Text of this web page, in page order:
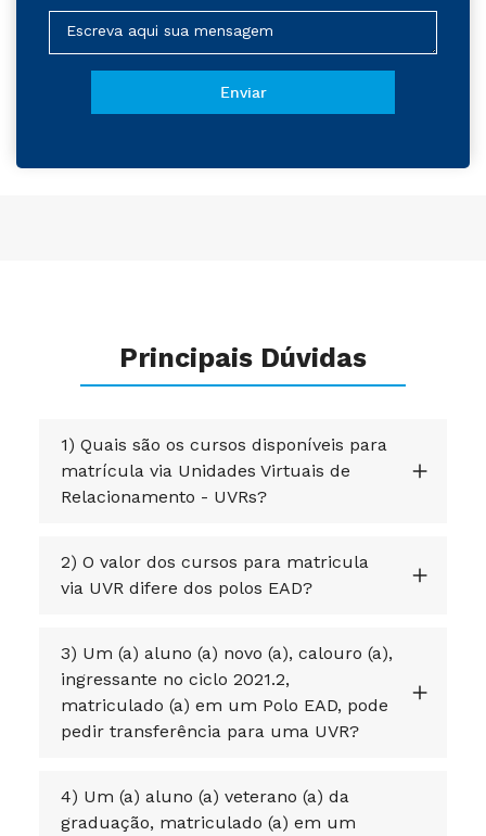
Principais Dúvidas
1) Quais são os cursos disponíveis para
matrícula via Unidades Virtuais de
Relacionamento - UVRs?
2) O valor dos cursos para matricula
via UVR difere dos polos EAD?
3) Um (a) aluno (a) novo (a), calouro (a),
ingressante no ciclo 2021.2,
matriculado (a) em um Polo EAD, pode
pedir transferência para uma UVR?
4) Um (a) aluno (a) veterano (a) da
graduação, matriculado (a) em um